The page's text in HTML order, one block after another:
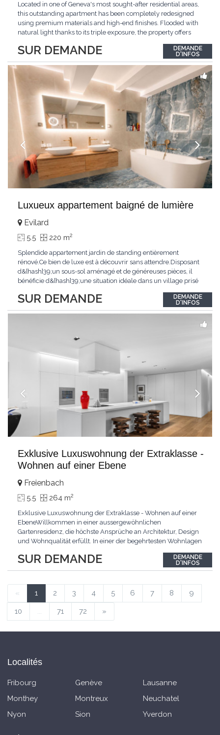
SUR DEMANDE
Located in one of Geneva's most sought-after residential areas,
this outstanding apartment has been completely redesigned
using premium materials and high-end finishes. Flooded with
natural light thanks to its triple exposure, the property offers
master suite, elegant reception areas, and a spacious terrace
overlooking a peaceful and green...
DEMANDE
D'INFOS
Luxueux appartement baigné de lumière
SUR DEMANDE
Evilard
5.5 220 m2
Splendide appartement jardin de standing entièrement
rénové.Ce bien de luxe est à découvrir sans attendre.Disposant
d&[hash]39;un sous-sol aménagé et de généreuses pièces, il
bénéficie d&[hash]39;une situation idéale dans un village prisé
luminosité hors du commun tout au long de la journée.Points
forts:4 grandes chambresUn...
DEMANDE
D'INFOS
Exklusive Luxuswohnung der Extraklasse -
Wohnen auf einer Ebene
SUR DEMANDE
Freienbach
5.5 264 m2
Exklusive Luxuswohnung der Extraklasse - Wohnen auf einer
EbeneWillkommen in einer aussergewöhnlichen
Gartenresidenz, die höchste Ansprüche an Architektur, Design
und Wohnqualität erfüllt. In einer der begehrtesten Wohnlagen
exklusives Zuhause mit über 230 m² Wohnfläche, das
Grosszügigkeit, Privatsphäre und zeitlose Eleganz auf
DEMANDE
D'INFOS
« 1 2 3 4 5 6 7 8 9
10 ... 71 72 »
Localités
Fribourg Genève
Lausanne
Monthey
Montreux
Neuchatel
Nyon
Sion Yverdon